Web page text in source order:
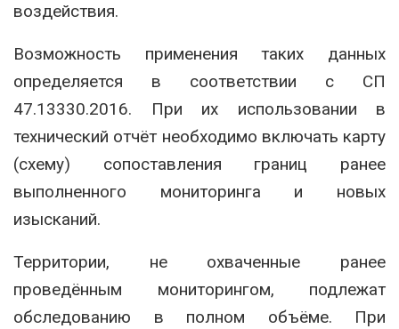
воздействия.
Возможность применения таких данных
определяется в соответствии с СП
47.13330.2016. При их использовании в
технический отчёт необходимо включать карту
(схему) сопоставления границ ранее
выполненного мониторинга и новых
изысканий.
Территории, не охваченные ранее
проведённым мониторингом, подлежат
обследованию в полном объёме. При